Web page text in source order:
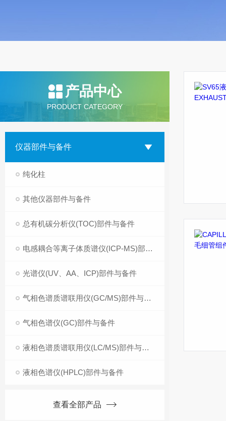
产品中心
PRODUCT CATEGORY
仪器部件与备件
纯化柱
其他仪器部件与备件
总有机碳分析仪(TOC)部件与备件
电感耦合等离子体质谱仪(ICP-MS)部件与备件
光谱仪(UV、AA、ICP)部件与备件
气相色谱质谱联用仪(GC/MS)部件与备件
气相色谱仪(GC)部件与备件
液相色谱质谱联用仪(LC/MS)部件与备件
液相色谱仪(HPLC)部件与备件
查看全部产品